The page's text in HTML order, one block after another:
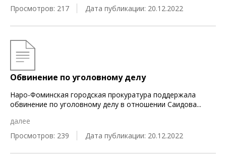
Просмотров: 217
Дата публикации: 20.12.2022
Обвинение по уголовному делу
Наро-Фоминская городская прокуратура поддержала
обвинение по уголовному делу в отношении Саидова...
далее
Просмотров: 239
Дата публикации: 20.12.2022